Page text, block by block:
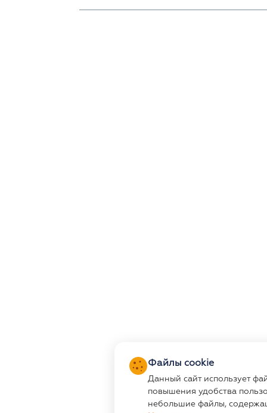
Файлы cookie
Данный сайт использует
повышения удобства
небольшие файлы,